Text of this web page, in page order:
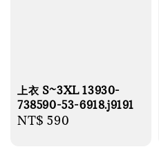
上衣 S~3XL 13930-
738590-53-6918.j9191
Regular
NT$ 590